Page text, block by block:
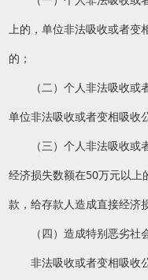
上的，单位非法吸收或者
的；
（二）个人非法吸收或者
单位非法吸收或者变相吸收
（三）个人非法吸收或
经济损失数额在50万元以上
款，给存款人造成直接经济
（四）造成特别恶劣社会
非法吸收或者变相吸收公